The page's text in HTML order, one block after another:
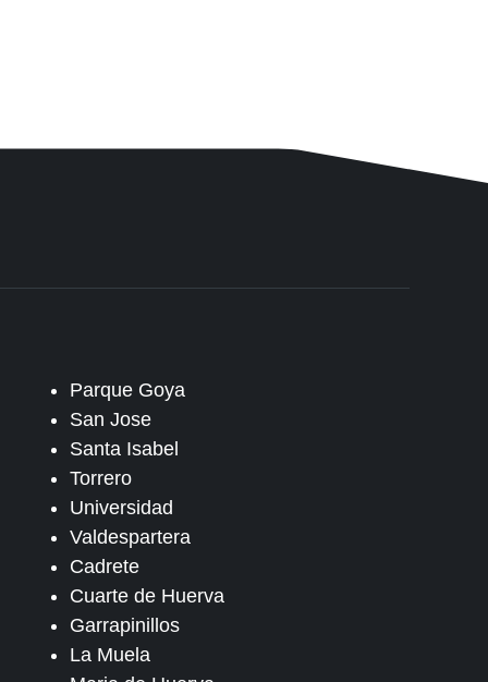
Parque Goya
San Jose
Santa Isabel
Torrero
Universidad
Valdespartera
Cadrete
Cuarte de Huerva
Garrapinillos
La Muela